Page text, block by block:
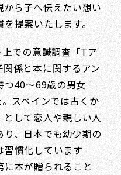
ら子へ伝えたい想い
提案いたします。
上での意識調査「Tア
係と本に関するアン
つ40～69歳の男女
スペインでは古くか
して恋人や親しい人
り、日本でも幼少期の
習慣化しています
本が贈られること